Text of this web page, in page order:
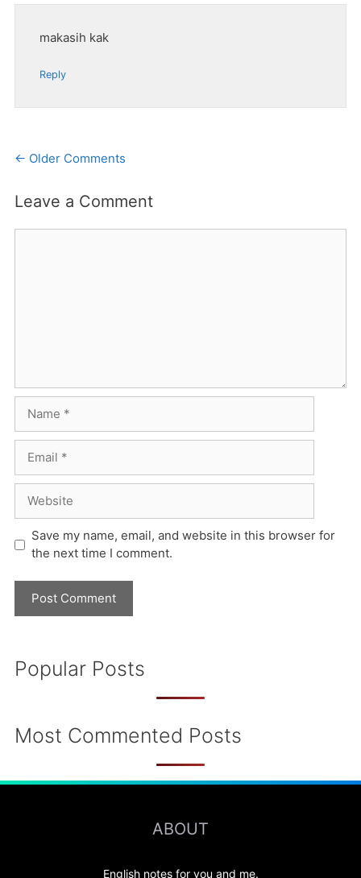
makasih kak
Reply
Comment
← Older Comments
Leave a Comment
Save my name, email, and website in this browser for
the next time I comment.
Popular Posts
Most Commented Posts
ABOUT
English notes for you and me.